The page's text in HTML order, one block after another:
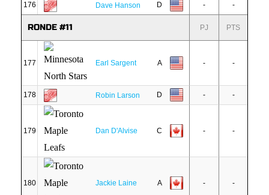
176 Dave Hanson D - -
RONDE #11 PJ PTS
177 Earl Sargent A - -
178 Robin Larson D - -
179 Dan D'Alvise C - -
180 Jackie Laine A - -